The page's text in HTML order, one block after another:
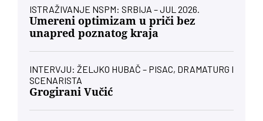
ISTRAŽIVANJE NSPM: SRBIJA – JUL 2026.
Umereni optimizam u priči bez
unapred poznatog kraja
INTERVJU: ŽELJKO HUBAČ – PISAC, DRAMATURG I
SCENARISTA
Grogirani Vučić